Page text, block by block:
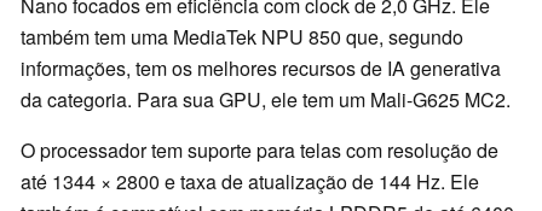
também tem uma MediaTek NPU 850 que, segundo
informações, tem os melhores recursos de IA generativa
da categoria. Para sua GPU, ele tem um Mali-G625 MC2.
O processador tem suporte para telas com resolução de
até 1344 × 2800 e taxa de atualização de 144 Hz. Ele